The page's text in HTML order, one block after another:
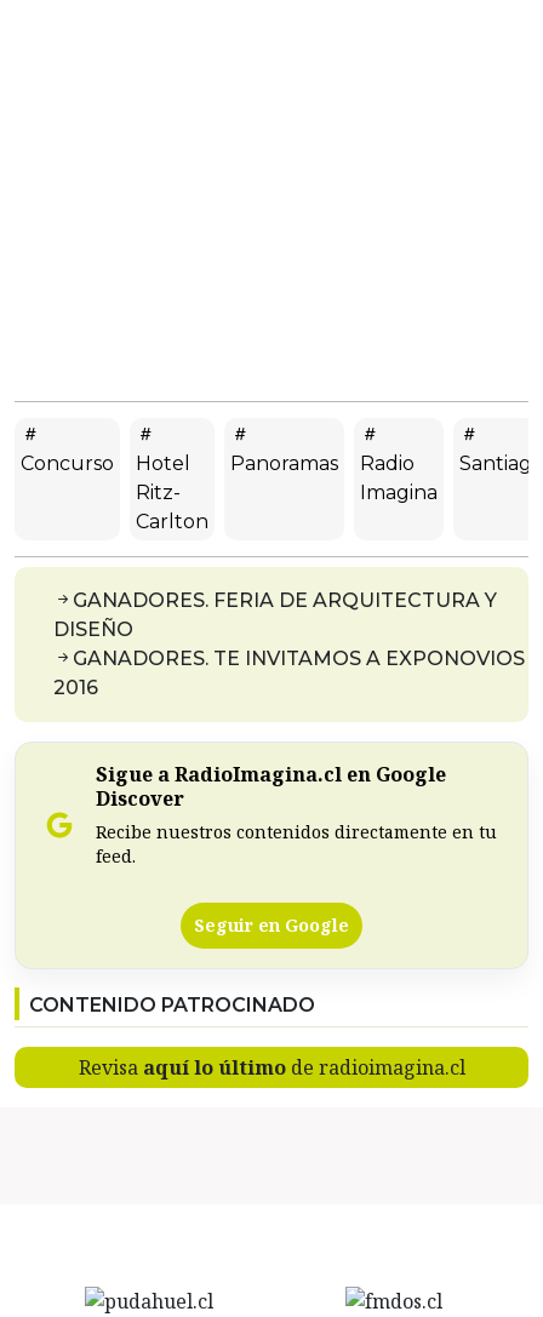
Concurso
Hotel
Ritz-
Carlton
Panoramas
Radio
Imagina
Santiago
GANADORES. FERIA DE ARQUITECTURA Y
DISEÑO
GANADORES. TE INVITAMOS A EXPONOVIOS
2016
Sigue a RadioImagina.cl en Google
Discover
Recibe nuestros contenidos directamente en tu
feed.
Seguir en Google
CONTENIDO PATROCINADO
Revisa aquí lo últimode radioimagina.cl